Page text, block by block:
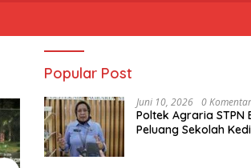
Popular Post
Juni 10, 2026 0 Komentar
Poltek Agraria STPN
Peluang Sekolah